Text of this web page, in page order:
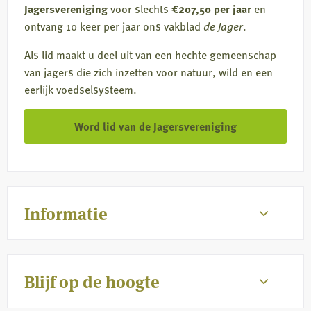
Informatie
Jagersverenigingvoor slechts €207,50 per jaar en
ontvang 10 keer per jaar ons vakblad de Jager.
Als lid maakt u deel uit van een hechte gemeenschap
van jagers die zich inzetten voor natuur, wild en een
eerlijk voedselsysteem.
Word lid van de Jagersvereniging
Blijf op de hoogte